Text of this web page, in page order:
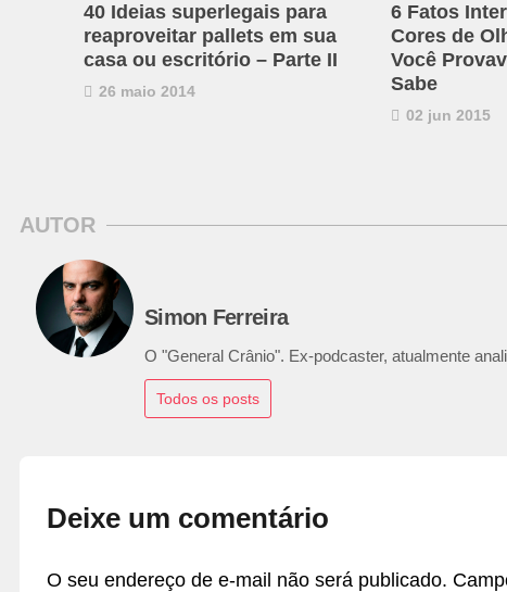
40 Ideias superlegais para
reaproveitar pallets em sua
casa ou escritório – Parte II
26 maio 2014
6 Fatos
Cores de
Você
Sabe
02 jun 2015
AUTOR
Simon Ferreira
O "General Crânio". Ex-podcaster, atualmente
Todos os posts
Deixe um comentário
O seu endereço de e-mail não será publicado.